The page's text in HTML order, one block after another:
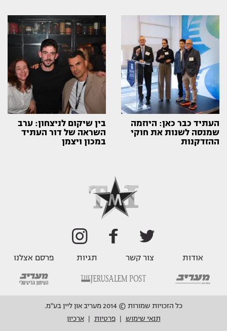
העתיד כבר כאן: היוזמה
שמנסה לשנות את חוקי
ההזדקנות
בין שיקום לניצחון: ערב
השראה של דור העתיד
במכון ויצמן
אודות צור קשר תגיות פרסם אצלנו
כל הזכויות שמורות © 2014 מעריב און ליין בע"מ.
תנאי שימוש
פרטיות ארכיון